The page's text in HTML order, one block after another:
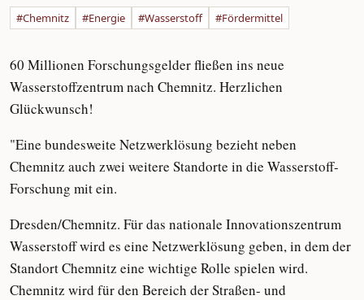
#Chemnitz #Energie #Wasserstoff #Fördermittel
60 Millionen Forschungsgelder fließen ins neue
Wasserstoffzentrum nach Chemnitz. Herzlichen
Glückwunsch!
"Eine bundesweite Netzwerklösung bezieht neben
Chemnitz auch zwei weitere Standorte in die Wasserstoff-
Forschung mit ein.
Dresden/Chemnitz. Für das nationale Innovationszentrum
Wasserstoff wird es eine Netzwerklösung geben, in dem der
Standort Chemnitz eine wichtige Rolle spielen wird.
Chemnitz wird für den Bereich der Straßen- und